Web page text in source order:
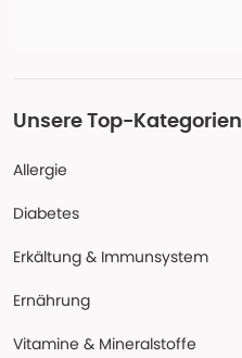
Unsere Top-Kategorien
Allergie
Diabetes
Erkältung & Immunsystem
Ernährung
Vitamine & Mineralstoffe